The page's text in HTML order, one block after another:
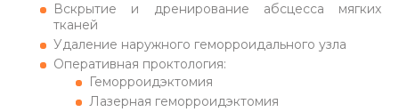
Вскрытие и дренирование абсцесса мягких
тканей
Удаление наружного геморроидального узла
Оперативная проктология:
Геморроидэктомия
Лазерная геморроидэктомия